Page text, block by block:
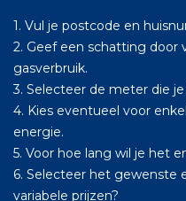
1. Vul je postcode en
2. Geef een schatting
gasverbruik.
3. Selecteer de meter die
4. Kies eventueel voor
energie.
5. Voor hoe lang wil je het
6. Selecteer het gewenste
variabele prijzen?